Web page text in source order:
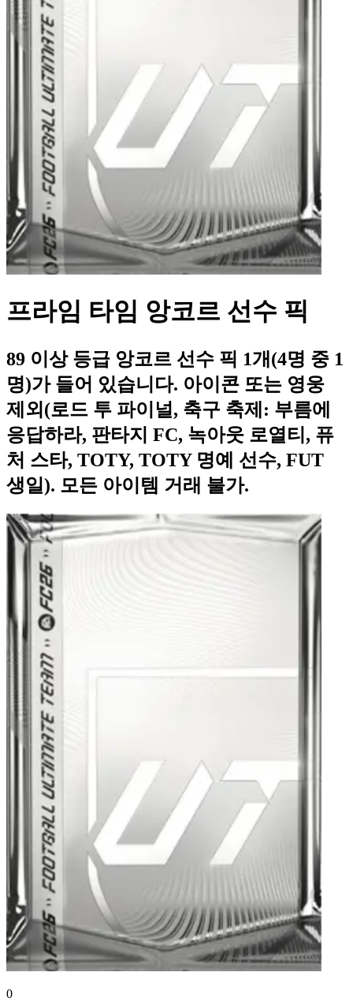
프라임 타임 앙코르 선수 픽
89 이상 등급 앙코르 선수 픽 1개(4명 중 1
명)가 들어 있습니다. 아이콘 또는 영웅
제외(로드 투 파이널, 축구 축제: 부름에
응답하라, 판타지 FC, 녹아웃 로열티, 퓨
처 스타, TOTY, TOTY 명예 선수, FUT
생일). 모든 아이템 거래 불가.
0